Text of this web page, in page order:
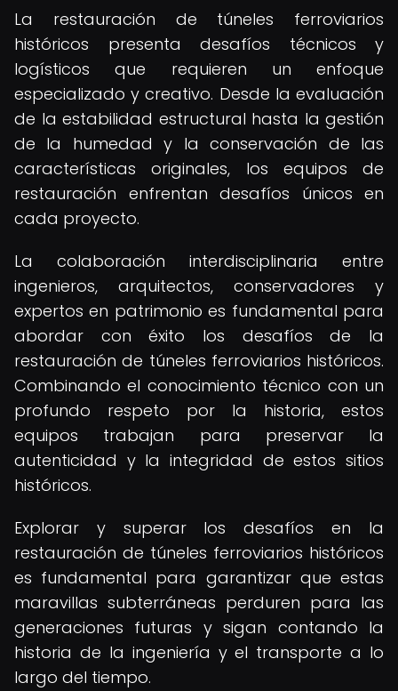
La restauración de túneles ferroviarios
históricos presenta desafíos técnicos y
logísticos que requieren un enfoque
especializado y creativo. Desde la evaluación
de la estabilidad estructural hasta la gestión
de la humedad y la conservación de las
características originales, los equipos de
restauración enfrentan desafíos únicos en
cada proyecto.
La colaboración interdisciplinaria entre
ingenieros, arquitectos, conservadores y
expertos en patrimonio es fundamental para
abordar con éxito los desafíos de la
restauración de túneles ferroviarios históricos.
Combinando el conocimiento técnico con un
profundo respeto por la historia, estos
equipos trabajan para preservar la
autenticidad y la integridad de estos sitios
históricos.
Explorar y superar los desafíos en la
restauración de túneles ferroviarios históricos
es fundamental para garantizar que estas
maravillas subterráneas perduren para las
generaciones futuras y sigan contando la
historia de la ingeniería y el transporte a lo
largo del tiempo.